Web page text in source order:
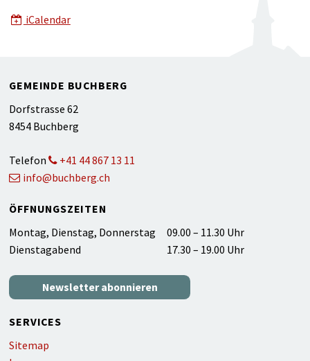
iCalendar
Footer
GEMEINDE BUCHBERG
Dorfstrasse 62
8454 Buchberg
Telefon
+41 44 867 13 11
info@buchberg.ch
ÖFFNUNGSZEITEN
WOCHENTAGZEIT
Montag, Dienstag, Donnerstag
09.00 – 11.30 Uhr
Dienstagabend
17.30 – 19.00 Uhr
Newsletter abonnieren
SERVICES
Sitemap